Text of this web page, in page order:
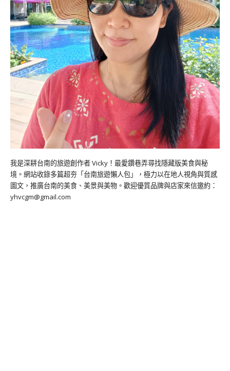
我是深耕台南的旅遊創作者 Vicky！最愛鑽巷弄尋找隱藏版美食與秘
境。網站收錄多篇超夯「台南旅遊懶人包」，極力以在地人視角與質感
圖文，推廣台南的美食、美景與美物。歡迎優質品牌與店家來信邀約：
yhvcgm@gmail.com